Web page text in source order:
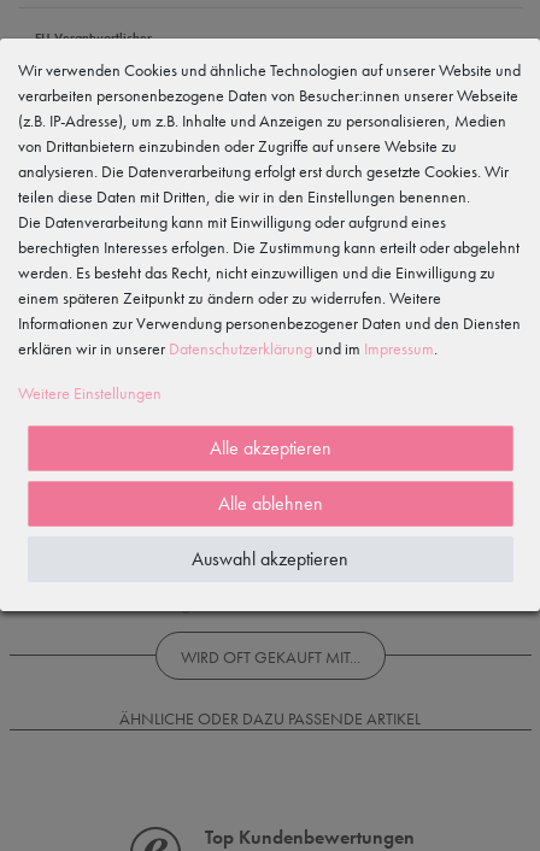
EU Verantwortlicher
Gewerbeparkring 2, 15299 Müllrose, Deutschland
service@tanzmuster.de
033606-779250
Hersteller
tanzmuster
Gewerbeparkring 2, 15299 Müllrose, Deutschland
service@tanzmuster.de
Merkmale
5
3
WIRD OFT GEKAUFT MIT...
ÄHNLICHE ODER DAZU PASSENDE ARTIKEL
Top Kundenbewertungen
Wir verwenden Cookies und ähnliche Technologien auf unserer Website und
verarbeiten personenbezogene Daten von Besucher:innen unserer Webseite
(z.B. IP-Adresse), um z.B. Inhalte und Anzeigen zu personalisieren, Medien
von Drittanbietern einzubinden oder Zugriffe auf unsere Website zu
analysieren. Die Datenverarbeitung erfolgt erst durch gesetzte Cookies. Wir
teilen diese Daten mit Dritten, die wir in den Einstellungen benennen.
Die Datenverarbeitung kann mit Einwilligung oder aufgrund eines
berechtigten Interesses erfolgen. Die Zustimmung kann erteilt oder abgelehnt
werden. Es besteht das Recht, nicht einzuwilligen und die Einwilligung zu
einem späteren Zeitpunkt zu ändern oder zu widerrufen. Weitere
Informationen zur Verwendung personenbezogener Daten und den Diensten
erklären wir in unserer Daten­schutz­erklärung und im Impressum
Weitere Einstellungen
Alle akzeptieren
Alle ablehnen
Auswahl akzeptieren